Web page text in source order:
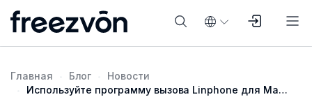
Главная Блог
Новости
Используйте программу вызова Linphone для Mac OS через SIP